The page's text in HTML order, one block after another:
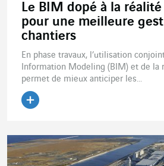
Le BIM dopé à la
pour une meilleure
chantiers
En phase travaux, l’utilisation
Information Modeling (BIM) et de la
permet de mieux anticiper les...